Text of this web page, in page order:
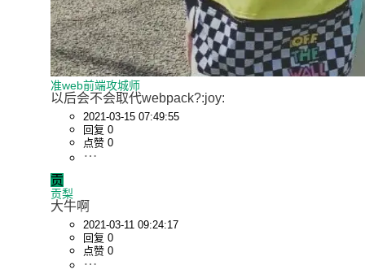
准web前端攻城师
以后会不会取代webpack?:joy:
2021-03-15 07:49:55
回复 0
点赞 0
贡
贡梨
大牛啊
2021-03-11 09:24:17
回复 0
点赞 0